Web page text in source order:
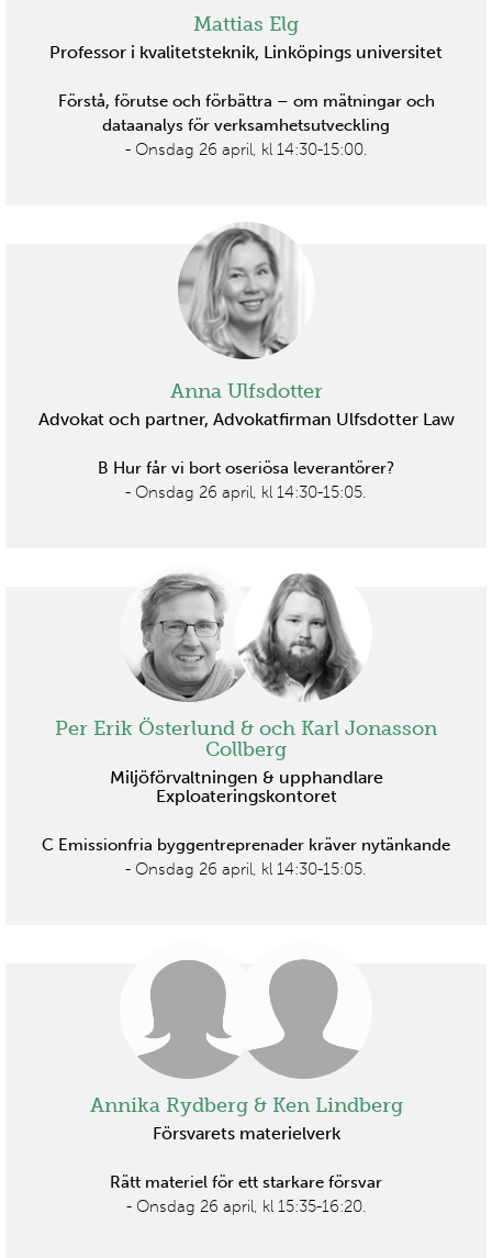
Mattias Elg
Professor i kvalitetsteknik, Linköpings universitet
Förstå, förutse och förbättra – om mätningar och
dataanalys för verksamhetsutveckling
- Onsdag 26 april, kl 14:30-15:00.
Anna Ulfsdotter
Advokat och partner, Advokatfirman Ulfsdotter Law
B Hur får vi bort oseriösa leverantörer?
- Onsdag 26 april, kl 14:30-15:05.
Per Erik Österlund & och Karl Jonasson
Collberg
Miljöförvaltningen & upphandlare
Exploateringskontoret
C Emissionfria byggentreprenader kräver nytänkande
- Onsdag 26 april, kl 14:30-15:05.
Annika Rydberg & Ken Lindberg
Försvarets materielverk
Rätt materiel för ett starkare försvar
- Onsdag 26 april, kl 15:35-16:20.